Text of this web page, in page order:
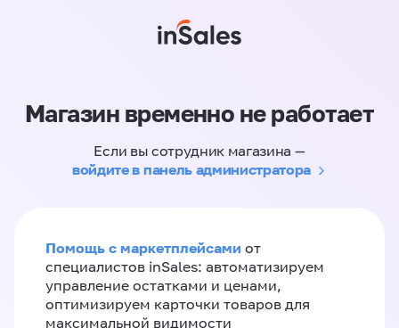
Магазин временно не работает
Если вы сотрудник магазина —
войдите в панель администратора
Помощь с маркетплейсами от
специалистов inSales: автоматизируем
управление остатками и ценами,
оптимизируем карточки товаров для
максимальной видимости